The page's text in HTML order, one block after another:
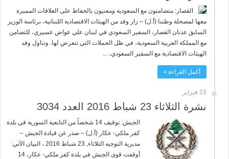
القصار: متضامنون مع السعودية ومعنيون بالحفاظ على العلاقات المميزة
معها لمصحلة وطننا (أ.ل) – زار وفد من الهيئات الاقتصادية اللبنانية، برئاسة الوزير
السابق عدنان القصار، السفير السعودي في لبنان علي عواض عسيري، للتضامن
مع المملكة العربية السعودية، في ظل الحملات التي تتعرض لها. وتناول وفد
الهيئات الاقتصادية مع السفير السعودي، ...
أكمل القراءة »
23 فبراير
نشرة الثلاثاء 23 شباط 2016 العدد 3034
الجيش: توقيف 14 شخصاً من التابعية السورية في بلدة
كفر ملكي- عكار (أ.ل) – صدر عن قيادة الجيش –
مديرية التوجيه الثلاثاء, 23 شباط 2016 ، البيان الآتي:
أوقفت قوى الجيش في بلدة كفر ملكي- عكار، 14